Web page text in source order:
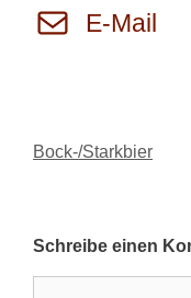
E-Mail
Kategorien
Bock-/Starkbier
Schreibe einen